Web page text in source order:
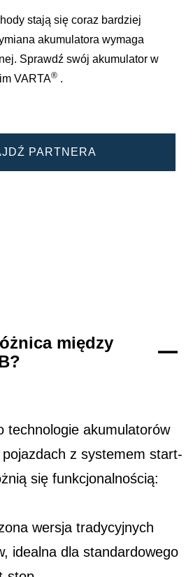
stają się coraz bardziej
akumulatora wymaga
Sprawdź swój akumulator w
VARTA® .
PARTNERA
między
technologie akumulatorów
z systemem start-
się funkcjonalnością:
wersja tradycyjnych
idealna dla standardowego